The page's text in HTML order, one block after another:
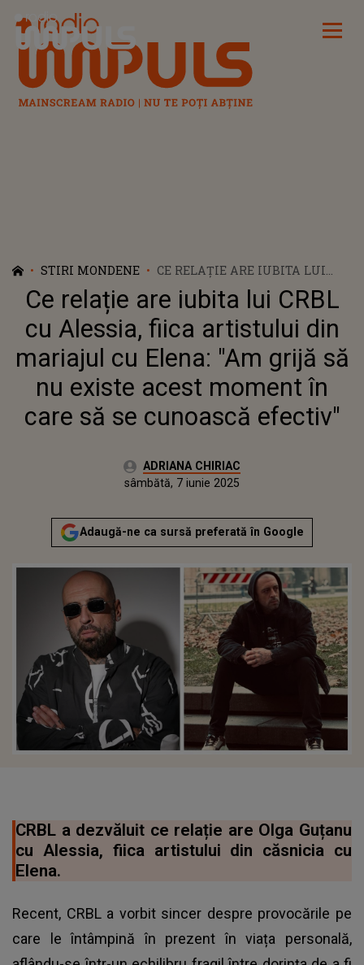
Radio Impuls
STIRI MONDENE
CE RELAȚIE ARE IUBITA LUI
CRBL CU ALESSIA, FIICA
ARTISTULUI DIN MARIAJUL CU
ELENA: "AM GRIJĂ SĂ NU
EXISTE ACEST MOMENT ÎN
CARE SĂ SE CUNOASCĂ
Ce relație are iubita lui CRBL
cu Alessia, fiica artistului din
mariajul cu Elena: "Am grijă să
nu existe acest moment în
care să se cunoască efectiv"
Autor:ADRIANA CHIRIAC
sâmbătă, 7 iunie 2025Actualizat:
sâmbătă, 7 iunie 2025
Adaugă-ne ca sursă preferată în Google
CRBL a dezvăluit ce relație are Olga Guțanu
cu Alessia, fiica artistului din căsnicia cu
Elena.
Recent, CRBL a vorbit sincer despre provocările pe
care le întâmpină în prezent în viața personală,